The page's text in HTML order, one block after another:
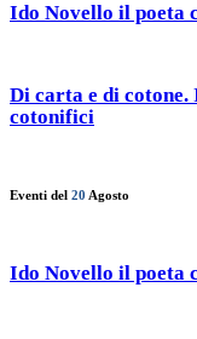
Ido Novello il poeta
Di carta e di cotone.
cotonifici
Eventi del 20 Agosto
Ido Novello il poeta